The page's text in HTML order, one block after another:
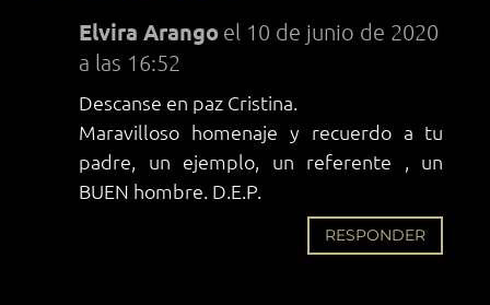
Elvira Arango el 10 de junio de 2020
a las 16:52
Descanse en paz Cristina.
Maravilloso homenaje y recuerdo a tu
padre, un ejemplo, un referente , un
BUEN hombre. D.E.P.
RESPONDER